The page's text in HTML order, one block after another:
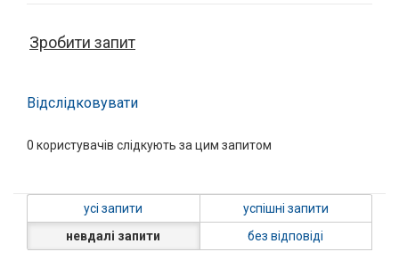
Зробити запит
Відслідковувати
0 користувачів слідкують за цим запитом
усі запити
успішні запити
невдалі запити
без відповіді